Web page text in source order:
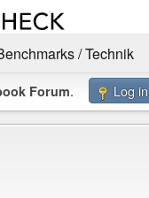
/ Technik
Forum. Log in